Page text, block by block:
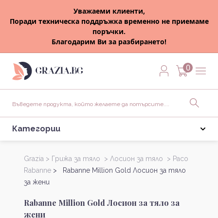
Уважаеми клиенти,
Поради техническа поддръжка временно не приемаме
поръчки.
Благодарим Ви за разбирането!
0
Категории
Grazia > Грижа за тяло > Лосион за тяло > Paco
Rabanne > Rabanne Million Gold Лосион за тяло
за жени
Rabanne Million Gold Лосион за тяло за
жени